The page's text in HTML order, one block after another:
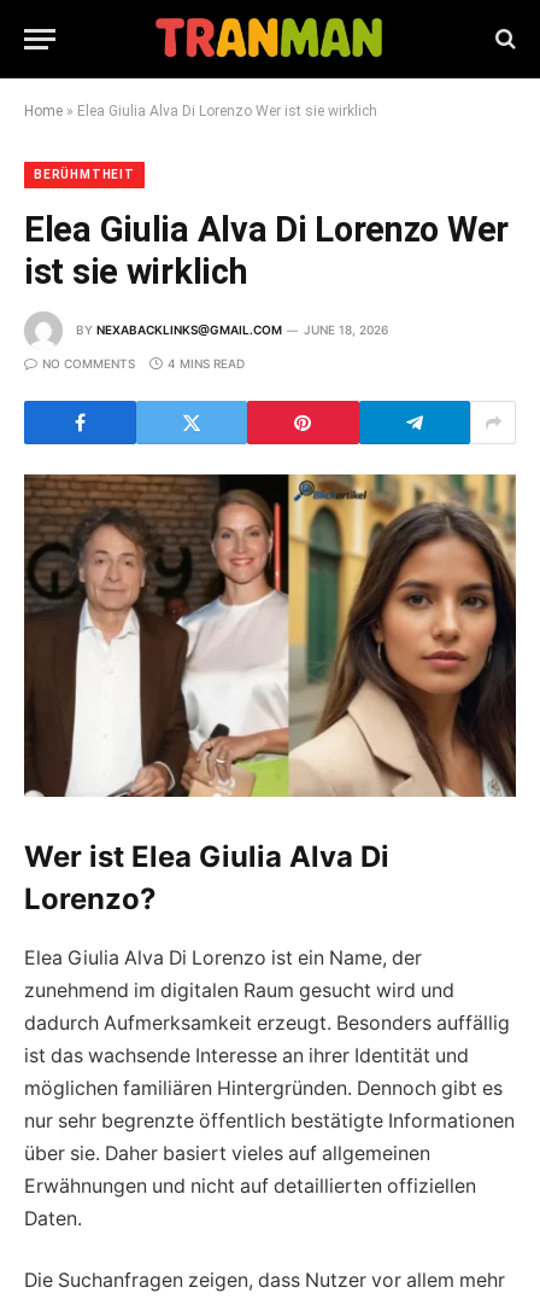
Home » Elea Giulia Alva Di Lorenzo Wer ist sie wirklich
BERÜHMTHEIT
Elea Giulia Alva Di Lorenzo Wer
ist sie wirklich
BY NEXABACKLINKS@GMAIL.COM JUNE 18, 2026
NO COMMENTS 4 MINS READ
Wer ist Elea Giulia Alva Di
Lorenzo?
Elea Giulia Alva Di Lorenzo ist ein Name, der
zunehmend im digitalen Raum gesucht wird und
dadurch Aufmerksamkeit erzeugt. Besonders auffällig
ist das wachsende Interesse an ihrer Identität und
möglichen familiären Hintergründen. Dennoch gibt es
nur sehr begrenzte öffentlich bestätigte Informationen
über sie. Daher basiert vieles auf allgemeinen
Erwähnungen und nicht auf detaillierten offiziellen
Daten.
Die Suchanfragen zeigen, dass Nutzer vor allem mehr